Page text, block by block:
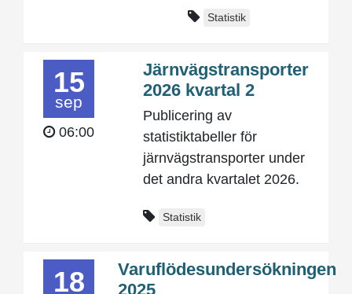
Statistik
15
sep
06:00
Järnvägstransporter
2026 kvartal 2
Publicering av
statistiktabeller för
järnvägstransporter under
det andra kvartalet 2026.
Statistik
18
Varuflödesundersökningen
2025